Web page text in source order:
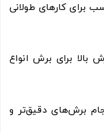
برای کارهای طولانی
برش بالا برای برش انواع
برش‌های دقیق‌تر و